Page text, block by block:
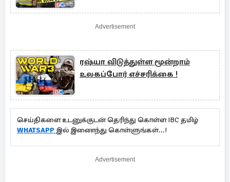
Advertisement
ரஷ்யா விடுத்துள்ள மூன்றாம்
உலகப்போர் எச்சரிக்கை !
செய்திகளை உடனுக்குடன் தெரிந்து கொள்ள IBC தமிழ்
WHATSAPP இல் இணைந்து கொள்ளுங்கள்...!
Advertisement